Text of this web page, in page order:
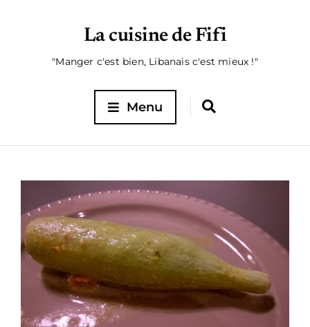
La cuisine de Fifi
"Manger c'est bien, Libanais c'est mieux !"
Menu